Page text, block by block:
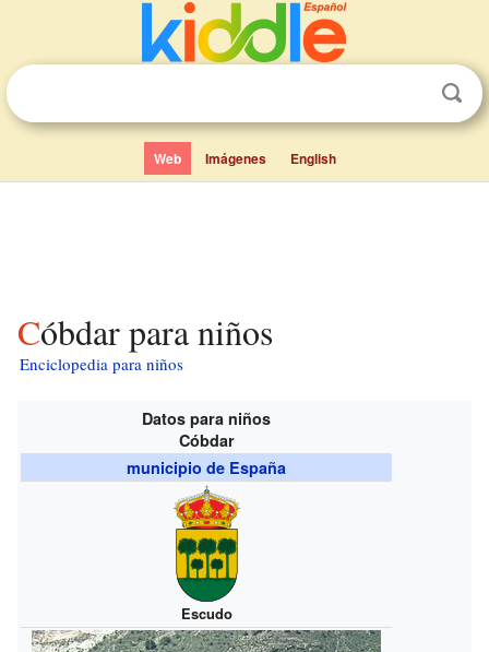
Web Imágenes English
Cóbdar para niños
Enciclopedia para niños
Datos para niños
Cóbdar
municipio de España
Escudo